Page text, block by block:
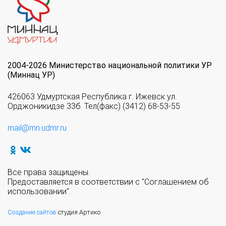
2004-2026 Министерство национальной политики УР
(Миннац УР)
426063 Удмуртская Республика г. Ижевск ул.
Орджоникидзе 33б. Тел(факс) (3412) 68-53-55
mail@mn.udmr.ru
Все права защищены.
Предоставляется в соответствии с "Соглашением об
использовании".
Создание сайтов студия Артико